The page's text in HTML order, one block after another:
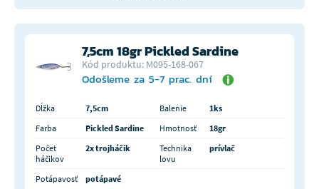
7,5cm 18gr Pickled Sardine
Kód produktu: M095-168-067
Odošleme za 5-7 prac. dní
Dĺžka 7,5cm Balenie
1ks
Farba
Pickled Sardine Hmotnosť
18gr
Počet
háčikov
2x trojháčik
Technika
lovu
prívlač
Potápavosť potápavé